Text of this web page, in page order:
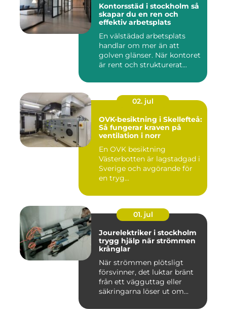
Kontorsstäd i stockholm så
skapar du en ren och
effektiv arbetsplats
En välstädad arbetsplats
handlar om mer än att
golven glänser. När kontoret
är rent och strukturerat...
02. jul
OVK-besiktning i Skellefteå:
Så fungerar kraven på
ventilation i norr
En OVK besiktning
Västerbotten är lagstadgad i
Sverige och avgörande för
en tryg...
01. jul
Jourelektriker i stockholm
trygg hjälp när strömmen
krånglar
När strömmen plötsligt
försvinner, det luktar bränt
från ett vägguttag eller
säkringarna löser ut om...